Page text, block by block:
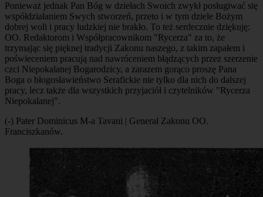
Ponieważ jednak Pan Bóg w dziełach Swoich zwykł posługiwać się
współdziałaniem Swych stworzeń, przeto i w tym dziele Bożym
dobrej woli i pracy ludzkiej nie brakło. To też serdecznie dziękuję:
OO. Redaktorom i Współpracownikom "Rycerza" za to, że
trzymając się pięknej tradycji Zakonu naszego, z takim zapałem i
poświeceniem pracują nad nawróceniem błądzących przez szerzenie
czci Niepokalanej Bogarodzicy, a zarazem gorąco proszę Pana
Boga o błogosławieństwo Serafickie nie tylko dla nich do dalszej
pracy, lecz także dla wszystkich przyjaciół i czytelników "Rycerza
Niepokalanej".
(-) Pater Dominicus M-a Tavani | Generał Zakonu OO.
Franciszkanów.